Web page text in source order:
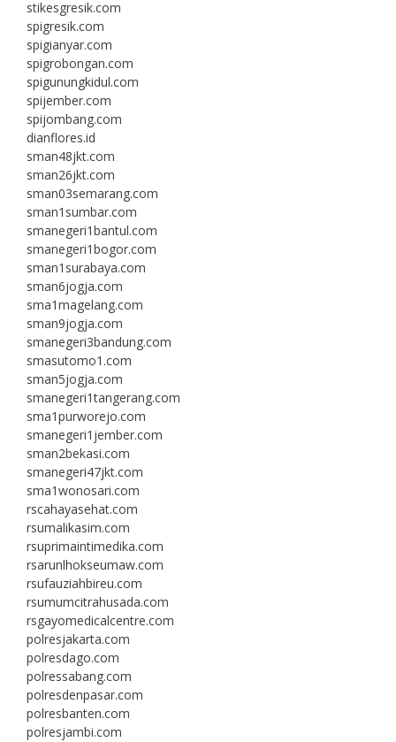
stikesgresik.com
spigresik.com
spigianyar.com
spigrobongan.com
spigunungkidul.com
spijember.com
spijombang.com
dianflores.id
sman48jkt.com
sman26jkt.com
sman03semarang.com
sman1sumbar.com
smanegeri1bantul.com
smanegeri1bogor.com
sman1surabaya.com
sman6jogja.com
sma1magelang.com
sman9jogja.com
smanegeri3bandung.com
smasutomo1.com
sman5jogja.com
smanegeri1tangerang.com
sma1purworejo.com
smanegeri1jember.com
sman2bekasi.com
smanegeri47jkt.com
sma1wonosari.com
rscahayasehat.com
rsumalikasim.com
rsuprimaintimedika.com
rsarunlhokseumaw.com
rsufauziahbireu.com
rsumumcitrahusada.com
rsgayomedicalcentre.com
polresjakarta.com
polresdago.com
polressabang.com
polresdenpasar.com
polresbanten.com
polresjambi.com